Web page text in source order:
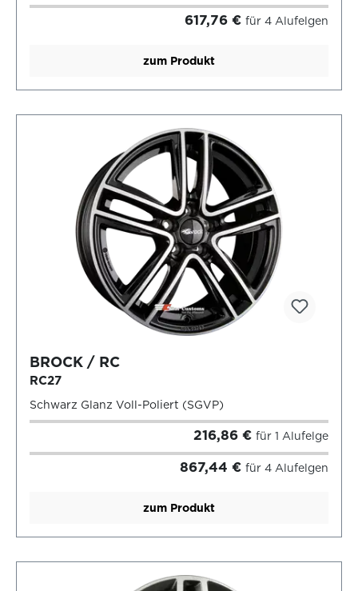
617,76 € für 4 Alufelgen
zum Produkt
BROCK / RC
RC27
Schwarz Glanz Voll-Poliert (SGVP)
216,86 € für 1 Alufelge
867,44 € für 4 Alufelgen
zum Produkt